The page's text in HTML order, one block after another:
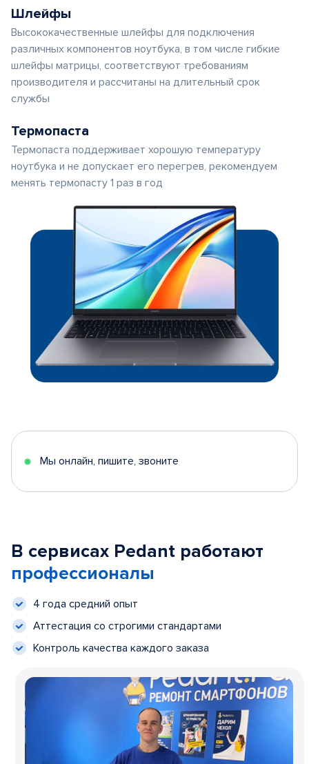
Шлейфы
Высококачественные шлейфы для подключения
различных компонентов ноутбука, в том числе гибкие
шлейфы матрицы, соответствуют требованиям
производителя и рассчитаны на длительный срок
службы
Термопаста
Термопаста поддерживает хорошую температуру
ноутбука и не допускает его перегрев, рекомендуем
менять термопасту 1 раз в год
Мы онлайн, пишите, звоните
В сервисах Pedant работают
профессионалы
4 года средний опыт
Аттестация со строгими стандартами
Контроль качества каждого заказа